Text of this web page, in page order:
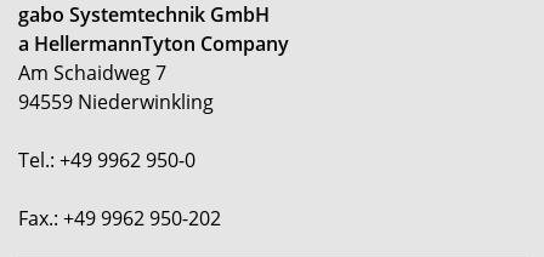
gabo Systemtechnik GmbH
a HellermannTyton Company
Am Schaidweg 7
94559 Niederwinkling
Tel.: +49 9962 950-0
Fax.: +49 9962 950-202